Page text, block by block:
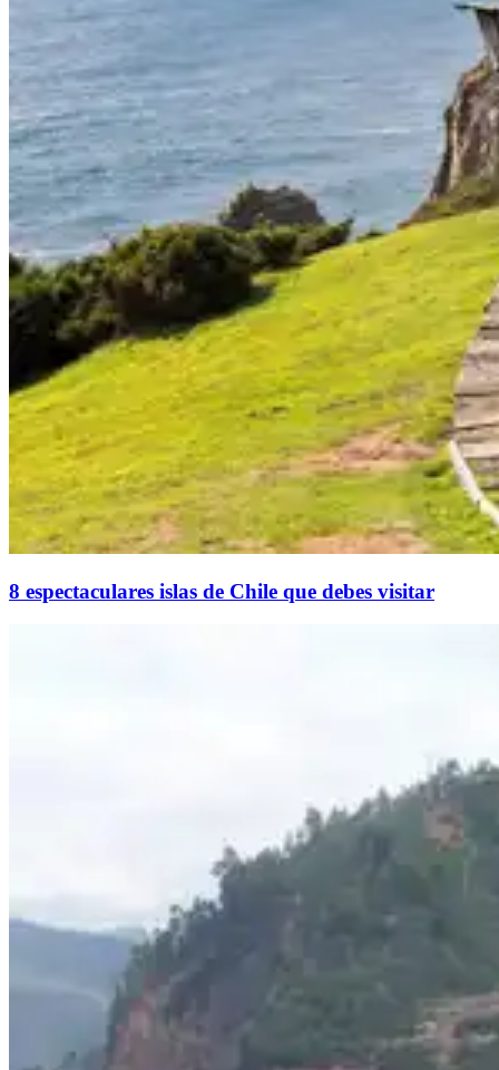
8 espectaculares islas de Chile que debes visitar